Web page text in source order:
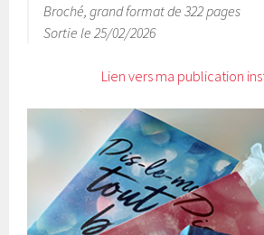
Broché, grand format de 322 pages
Sortie le 25/02/2026
Lien vers ma publication